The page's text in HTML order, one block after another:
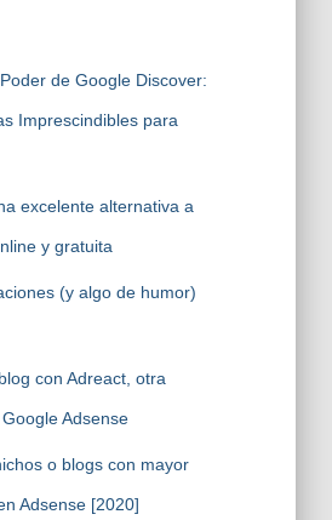
de Google Discover:
Imprescindibles para
excelente alternativa a
y gratuita
(y algo de humor)
con Adreact, otra
Adsense
o blogs con mayor
Adsense [2020]